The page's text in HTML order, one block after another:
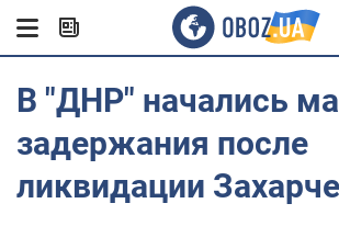
В "ДНР" начались
задержания после
ликвидации